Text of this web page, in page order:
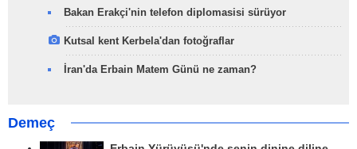
Bakan Erakçi'nin telefon diplomasisi sürüyor
Kutsal kent Kerbela'dan fotoğraflar
İran'da Erbain Matem Günü ne zaman?
Demeç